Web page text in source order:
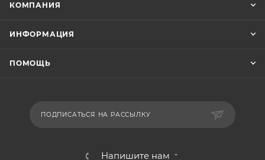
КОМПАНИЯ
ИНФОРМАЦИЯ
ПОМОЩЬ
ПОДПИСАТЬСЯ НА РАССЫЛКУ
Напишите нам